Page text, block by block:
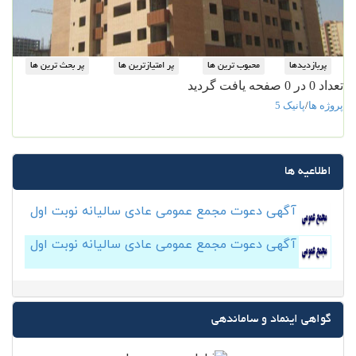
تعداد 0 در 0 صفحه یافت گردید
پروژه ها/پانیک 5
اطلاعیه ها
آگهی دعوت مجمع عمومی عادی سالیانه نوبت اول
آگهی دعوت مجمع عمومی عادی سالیانه نوبت اول
گواهی اینماد و ساماندهی